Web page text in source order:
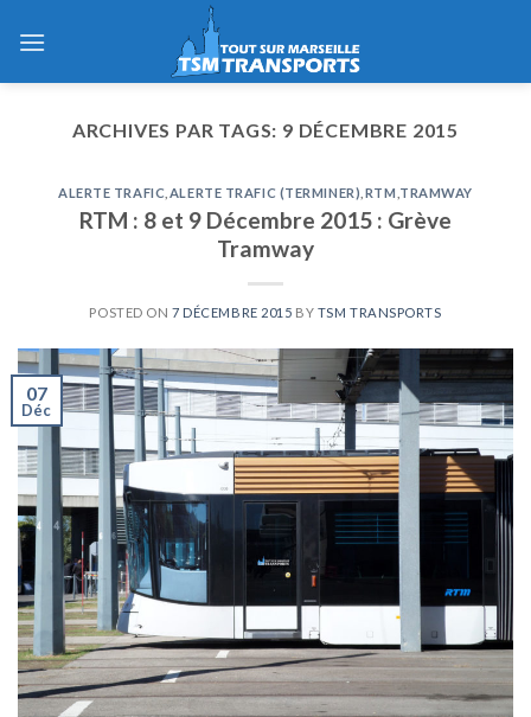
ARCHIVES PAR TAGS: 9 DÉCEMBRE 2015
ALERTE TRAFIC ALERTE TRAFIC (TERMINER) RTM TRAMWAY
RTM : 8 et 9 Décembre 2015 : Grève
Tramway
POSTED ON7 DÉCEMBRE 2015 BY TSM TRANSPORTS
07
Déc